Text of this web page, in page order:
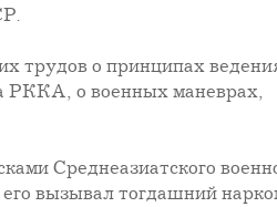
трудов о принципах
РККА, о военных маневрах,
Среднеазиатского
его вызывал тогдашний